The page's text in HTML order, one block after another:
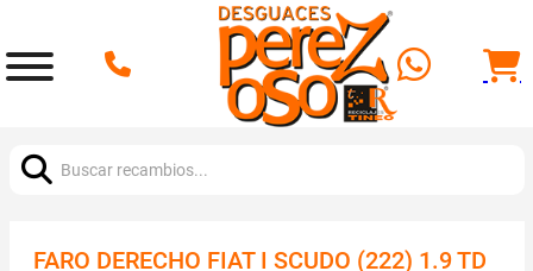
FARO DERECHO FIAT I SCUDO (222) 1.9 TD